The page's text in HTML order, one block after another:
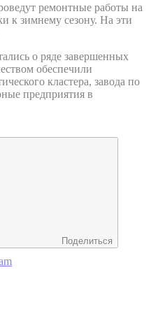
ремонтные работы на
к зимнему сезону. На эти
о ряде завершенных
обеспечили
кластера, завода по
предприятия в
Поделиться